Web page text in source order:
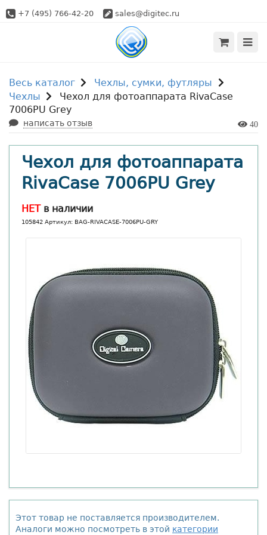
+7 (495) 766-42-20 sales@digitec.ru
Весь каталог
Чехлы, сумки, футляры
Чехлы
Чехол для фотоаппарата RivaCase
7006PU Grey
написать отзыв 40
Чехол для фотоаппарата
RivaCase 7006PU Grey
НЕТв наличии
105842 Артикул: BAG-RIVACASE-7006PU-GRY
Этот товар не поставляется производителем.
Аналоги можно посмотреть в этой категории